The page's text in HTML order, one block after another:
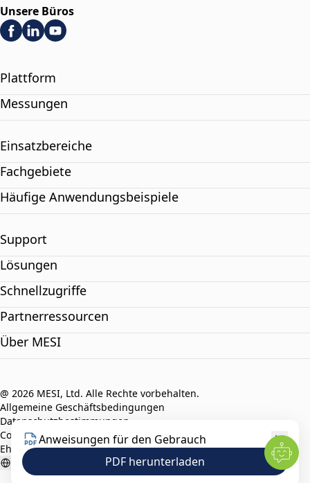
Anweisungen für den Gebrauch
PDF herunterladen
Unsere Büros
Plattform
Messungen
Einsatzbereiche
Fachgebiete
Häufige Anwendungsbeispiele
Support
Lösungen
Schnellzugriffe
Partnerressourcen
Über MESI
@ 2026 MESI, Ltd. Alle Rechte vorbehalten.
Allgemeine Geschäftsbedingungen
Datenschutzbestimmungen
Compliance-Richtlinie
Ehrenkodex
German